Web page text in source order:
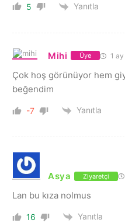
5 Yanıtla
Mihi Üye 1
Çok hoş görünüyor hem
beğendim
-7 Yanıtla
Asya Ziyaretçi
Lan bu kıza nolmus
16 Yanıtla